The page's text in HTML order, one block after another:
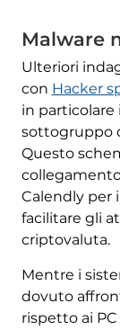
Malware
Ulteriori
con Hacker
in
sottogruppo
Questo
Calendly per
facilitare gli
criptovaluta.
Mentre i
dovuto
rispetto ai